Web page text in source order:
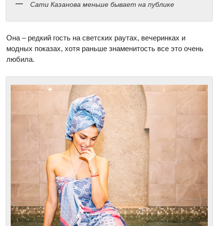
Сати Казанова меньше бывает на публике
Она – редкий гость на светских раутах, вечеринках и
модных показах, хотя раньше знаменитость все это очень
любила.